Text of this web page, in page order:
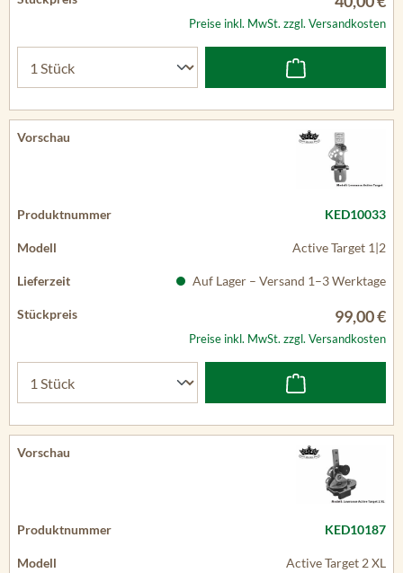
Preise inkl. MwSt. zzgl. Versandkosten
KED10033
Active Target 1|2
Auf Lager – Versand 1–3 Werktage
99,00 €
Preise inkl. MwSt. zzgl. Versandkosten
KED10187
Active Target 2 XL